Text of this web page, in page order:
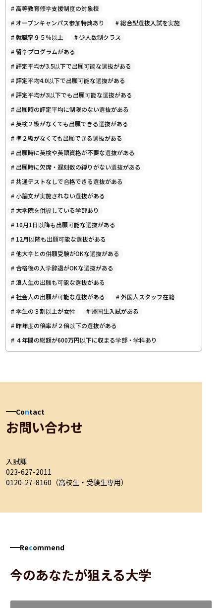
#高等教育修学支援制度の対象校
#オープンキャンパス参加特典あり #総合型選抜入試を実施
#就職率９５％以上 #少人数制クラス
#留学プログラムがある
#評定平均が3.5以下で出願可能な選抜がある
#評定平均4.0以下で出願可能な選抜がある
#評定平均が3以下でも出願可能な選抜がある
# 出願時の評定平均に制限のない選抜がある
#英検２級がなくても出願できる選抜がある
#準２級がなくても出願できる選抜がある
# 出願時に英検や英語資格が不要な選抜がある
# 出願時に欠席・遅刻数の縛りがない選抜がある
#共通テストなしで合格できる選抜がある
# 小論文が実施されない選抜がある
# 大学院を併設している学部あり
# 10月1日以降も出願可能な選抜がある
# 12月以降も出願可能な選抜がある
#他大学との併願受験がOKな選抜がある
#合格後の入学辞退がOKな選抜がある
#浪人生の出願も可能な選抜がある
#社会人の出願が可能な選抜がある #外国人スタッフ在籍
#学生の３割以上が女性 # 帰国生入試がある
#昨年度の倍率が２倍以下の選抜がある
# ４年間の総額が600万円以下に収まる学部・学科あり
Contact
お問い合わせ
入試課
023-627-2011
0120-27-8160（高校生・受験生専用）
Recommend
今のあなたが狙える大学